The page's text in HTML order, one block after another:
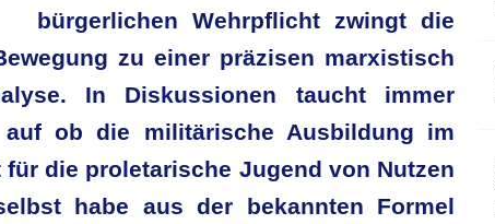
bürgerlichen Wehrpflicht zwingt die
zu einer präzisen marxistisch
In Diskussionen taucht immer
ob die militärische Ausbildung im
die proletarische Jugend von Nutzen
habe aus der bekannten Formel